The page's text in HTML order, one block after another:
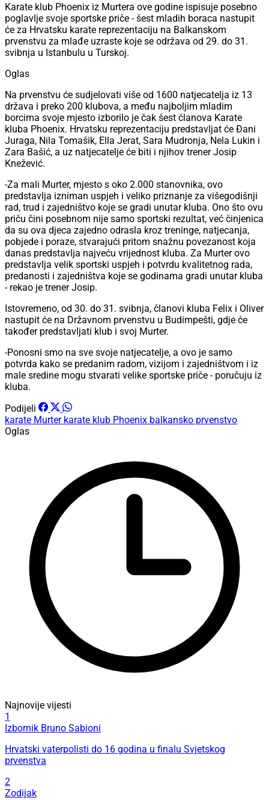
Karate klub Phoenix iz Murtera ove godine ispisuje posebno
poglavlje svoje sportske priče - šest mladih boraca nastupit
će za Hrvatsku karate reprezentaciju na Balkanskom
prvenstvu za mlađe uzraste koje se održava od 29. do 31.
svibnja u Istanbulu u Turskoj.
Oglas
Na prvenstvu će sudjelovati više od 1600 natjecatelja iz 13
država i preko 200 klubova, a među najboljim mladim
borcima svoje mjesto izborilo je čak šest članova Karate
kluba Phoenix. Hrvatsku reprezentaciju predstavljat će Đani
Juraga, Nila Tomašik, Ella Jerat, Sara Mudronja, Nela Lukin i
Zara Bašić, a uz natjecatelje će biti i njihov trener Josip
Knežević.
-Za mali Murter, mjesto s oko 2.000 stanovnika, ovo
predstavlja izniman uspjeh i veliko priznanje za višegodišnji
rad, trud i zajedništvo koje se gradi unutar kluba. Ono što ovu
priču čini posebnom nije samo sportski rezultat, već činjenica
da su ova djeca zajedno odrasla kroz treninge, natjecanja,
pobjede i poraze, stvarajući pritom snažnu povezanost koja
danas predstavlja najveću vrijednost kluba. Za Murter ovo
predstavlja velik sportski uspjeh i potvrdu kvalitetnog rada,
predanosti i zajedništva koje se godinama gradi unutar kluba
- rekao je trener Josip.
Istovremeno, od 30. do 31. svibnja, članovi kluba Felix i Oliver
nastupit će na Državnom prvenstvu u Budimpešti, gdje će
također predstavljati klub i svoj Murter.
-Ponosni smo na sve svoje natjecatelje, a ovo je samo
potvrda kako se predanim radom, vizijom i zajedništvom i iz
male sredine mogu stvarati velike sportske priče - poručuju iz
kluba.
Podijeli
karate Murter karate klub Phoenix balkansko prvenstvo
Oglas
Najnovije vijesti
1
Izbornik Bruno Sabioni
Hrvatski vaterpolisti do 16 godina u finalu Svjetskog
prvenstva
2
Zodijak